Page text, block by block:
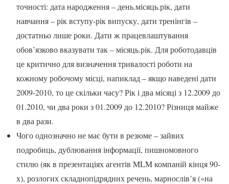
точності: дата народження – день.місяць.рік, дати
навчання – рік вступу-рік випуску, дати тренінгів –
достатньо лише роки. Дати ж працевлаштування
обов’язково вказувати так – місяць.рік. Для роботодавців
це критично для визначення тривалості роботи на
кожному робочому місці, напиклад – якщо наведені дати
2009-2010, то це скільки часу? Рік і два місяці з 12.2009 до
01.2010, чи два роки з 01.2009 до 12.2010? Різниця майже
в два рази.
Чого однозначно не має бути в резюме – зайвих
подробиць, дублювання інформації, пишномовного
стилю (як в презентаціях агентів MLM компаній кінця 90-
х), розлогих складнопідрядних речень, марнослів’я («на